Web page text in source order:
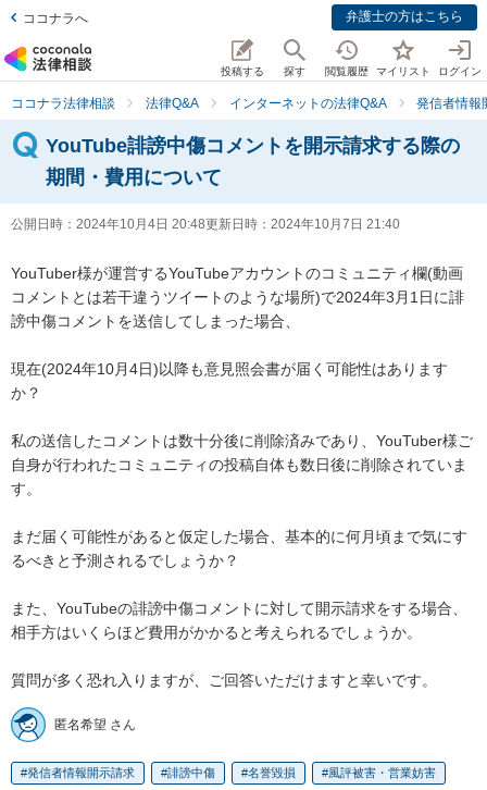
ココナラへ 弁護士の方はこちら
投稿する 探す 閲覧履歴 マイリスト ログイン
ココナラ法律相談 法律Q&A インターネットの法律Q&A 発信者情報
YouTube誹謗中傷コメントを開示請求する際の
期間・費用について
公開日時： 2024年10月4日 20:48更新日時： 2024年10月7日 21:40
YouTuber様が運営するYouTubeアカウントのコミュニティ欄(動画
コメントとは若干違うツイートのような場所)で2024年3月1日に誹
謗中傷コメントを送信してしまった場合、
現在(2024年10月4日)以降も意見照会書が届く可能性はあります
か？
私の送信したコメントは数十分後に削除済みであり、YouTuber様ご
自身が行われたコミュニティの投稿自体も数日後に削除されていま
す。
まだ届く可能性があると仮定した場合、基本的に何月頃まで気にす
るべきと予測されるでしょうか？
また、YouTubeの誹謗中傷コメントに対して開示請求をする場合、
相手方はいくらほど費用がかかると考えられるでしょうか。
質問が多く恐れ入りますが、ご回答いただけますと幸いです。
匿名希望 さん
発信者情報開示請求 誹謗中傷 名誉毀損 風評被害・営業妨害